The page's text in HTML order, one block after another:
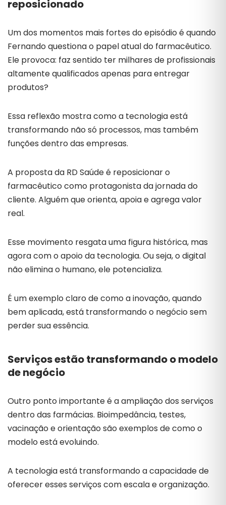
reposicionado
Um dos momentos mais fortes do episódio é quando
Fernando questiona o papel atual do farmacêutico.
Ele provoca: faz sentido ter milhares de profissionais
altamente qualificados apenas para entregar
produtos?
Essa reflexão mostra como a tecnologia está
transformando não só processos, mas também
funções dentro das empresas.
A proposta da RD Saúde é reposicionar o
farmacêutico como protagonista da jornada do
cliente. Alguém que orienta, apoia e agrega valor
real.
Esse movimento resgata uma figura histórica, mas
agora com o apoio da tecnologia. Ou seja, o digital
não elimina o humano, ele potencializa.
É um exemplo claro de como a inovação, quando
bem aplicada, está transformando o negócio sem
perder sua essência.
Serviços estão transformando o modelo
de negócio
Outro ponto importante é a ampliação dos serviços
dentro das farmácias. Bioimpedância, testes,
vacinação e orientação são exemplos de como o
modelo está evoluindo.
A tecnologia está transformando a capacidade de
oferecer esses serviços com escala e organização.